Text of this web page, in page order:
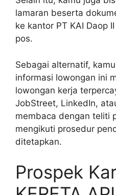
lamaran beserta
ke kantor PT KAI Daop
pos.
Sebagai alternatif,
informasi lowongan ini
lowongan kerja
JobStreet, LinkedIn,
membaca dengan teliti
mengikuti prosedur
ditetapkan.
Prospek